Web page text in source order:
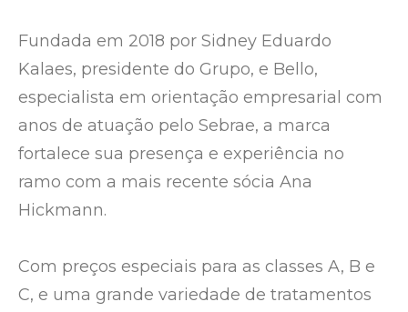
Fundada em 2018 por Sidney Eduardo
Kalaes, presidente do Grupo, e Bello,
especialista em orientação empresarial com
anos de atuação pelo Sebrae, a marca
fortalece sua presença e experiência no
ramo com a mais recente sócia Ana
Hickmann.
Com preços especiais para as classes A, B e
C, e uma grande variedade de tratamentos